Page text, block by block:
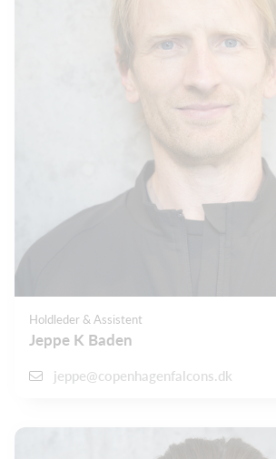
Holdleder & Assistent
Jeppe K Baden
jeppe@copenhagenfalcons.dk